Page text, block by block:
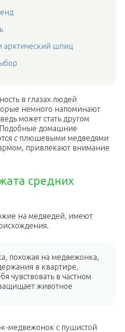
арктический шпиц
в глазах людей
немного напоминают
может стать другом
домашние
с плюшевыми медведями
привлекают внимание
средних
на медведей, имеют
похожая на медвежонка,
в квартире,
чувствовать в частном
животное
медвежонок с пушистой